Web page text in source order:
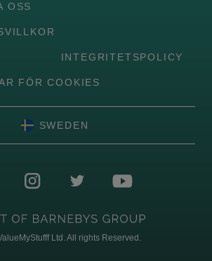
OSS
INTEGRITETSPOLICY
FÖR COOKIES
SWEDEN
Ltd. All rights Reserved.